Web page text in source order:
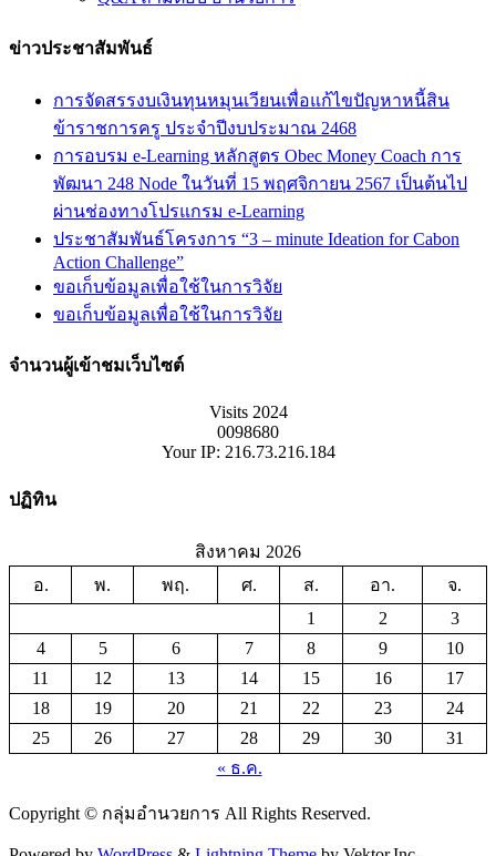
ข่าวประชาสัมพันธ์
การจัดสรรงบเงินทุนหมุนเวียนเพื่อแก้ไขปัญหาหนี้สิน
ข้าราชการครู ประจำปีงบประมาณ 2468
การอบรม e-Learning หลักสูตร Obec Money Coach การ
พัฒนา 248 Node ในวันที่ 15 พฤศจิกายน 2567 เป็นต้นไป
ผ่านช่องทางโปรแกรม e-Learning
ประชาสัมพันธ์โครงการ “3 – minute Ideation for Cabon
Action Challenge”
ขอเก็บข้อมูลเพื่อใช้ในการวิจัย
ขอเก็บข้อมูลเพื่อใช้ในการวิจัย
จำนวนผู้เข้าชมเว็บไซต์
Visits 2024
0098680
Your IP: 216.73.216.184
ปฏิทิน
สิงหาคม 2026
อ.
พ. พฤ. ศ. ส. อา.
จ.
1
2
3
4
5 6 7 8 9
10
11
12 13 14 15 16
17
18
19 20 21 22 23
24
25
26 27 28 29 30
31
« ธ.ค.
Copyright © กลุ่มอำนวยการ All Rights Reserved.